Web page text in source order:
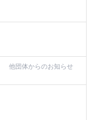
他団体からのお知らせ